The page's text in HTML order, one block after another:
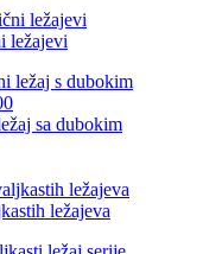
ležajevi
sa dubokim
ležajeva